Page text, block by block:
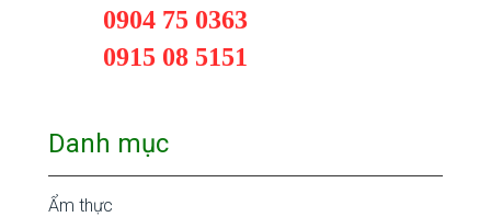
0904 75 0363
0915 08 5151
Danh mục
Ẩm thực